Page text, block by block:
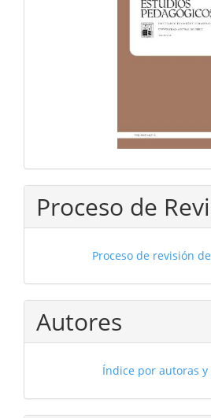
Proceso de
Proceso de revisión
Autores
Índice por autoras y